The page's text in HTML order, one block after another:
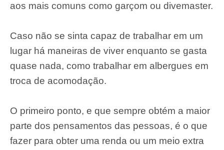
aos mais comuns como garçom ou divemaster.
Caso não se sinta capaz de trabalhar em um
lugar há maneiras de viver enquanto se gasta
quase nada, como trabalhar em albergues em
troca de acomodação.
O primeiro ponto, e que sempre obtém a maior
parte dos pensamentos das pessoas, é o que
fazer para obter uma renda ou um meio extra